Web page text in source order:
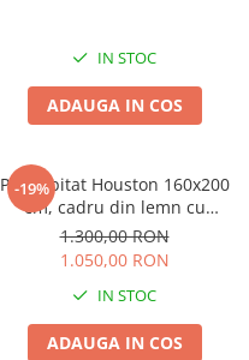
IN STOC
ADAUGA IN COS
-19%
Pat Tapitat Houston 160x200
cm, cadru din lemn cu
somiera fixa, Culoare Gri
1.300,00 RON
1.050,00 RON
IN STOC
ADAUGA IN COS